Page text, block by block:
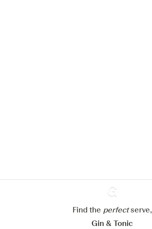
Ginventory
Find the perfectserve,
Gin & Tonic